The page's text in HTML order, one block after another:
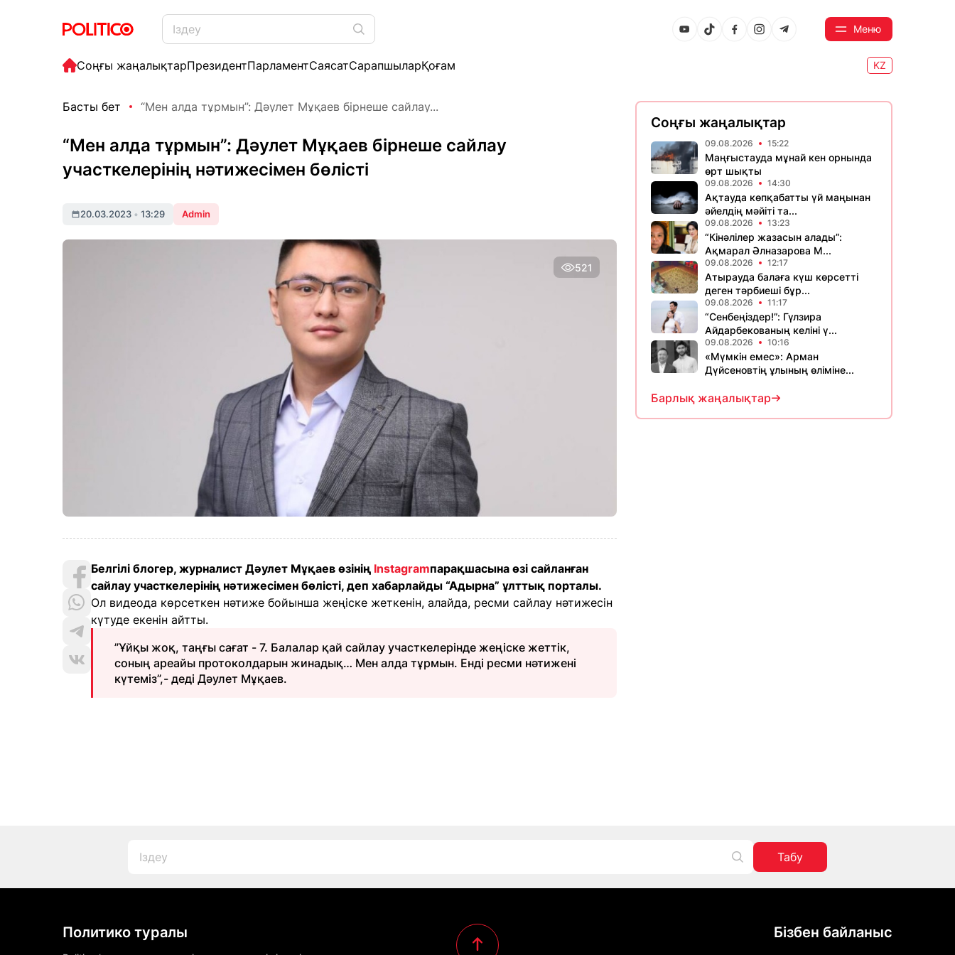
Меню
Соңғы жаңалықтарПрезидентПарламентСаясатСарапшыларҚоғам KZ
Басты бет “Мен алда тұрмын”: Дәулет Мұқаев бірнеше сайлау...
“Мен алда тұрмын”: Дәулет Мұқаев бірнеше сайлау
участкелерінің нәтижесімен бөлісті
20.03.2023 • 13:29 Admin
521
Белгілі блогер, журналист Дәулет Мұқаев өзінің Instagramпарақшасына өзі сайланған
сайлау участкелерінің нәтижесімен бөлісті, деп хабарлайды “Адырна” ұлттық порталы.
Ол видеода көрсеткен нәтиже бойынша жеңіске жеткенін, алайда, ресми сайлау нәтижесін
күтуде екенін айтты.
”Ұйқы жоқ, таңғы сағат - 7. Балалар қай сайлау участкелерінде жеңіске жеттік,
соның ареайы протоколдарын жинадық… Мен алда тұрмын. Енді ресми нәтижені
күтеміз”,- деді Дәулет Мұқаев.
Соңғы жаңалықтар
09.08.2026 15:22
Маңғыстауда мұнай кен орнында
өрт шықты
09.08.2026 14:30
Ақтауда көпқабатты үй маңынан
әйелдің мәйіті та...
09.08.2026 13:23
“Кінәлілер жазасын алады”:
Ақмарал Әлназарова М...
09.08.2026 12:17
Атырауда балаға күш көрсетті
деген тәрбиеші бұр...
09.08.2026 11:17
“Сенбеңіздер!”: Гүлзира
Айдарбекованың келіні ү...
09.08.2026 10:16
«Мүмкін емес»: Арман
Дүйсеновтің ұлының өліміне...
Барлық жаңалықтар
Табу
Политико туралы Бізбен байланыс